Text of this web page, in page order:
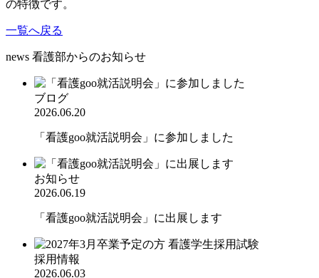
の特徴です。
一覧へ戻る
news 看護部からのお知らせ
ブログ
2026.06.20
「看護goo就活説明会」に参加しました
お知らせ
2026.06.19
「看護goo就活説明会」に出展します
採用情報
2026.06.03